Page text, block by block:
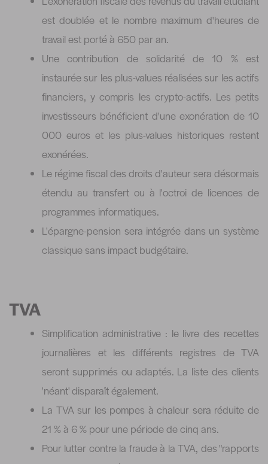
est doublée et le nombre maximum d'heures de
travail est porté à 650 par an.
Une contribution de solidarité de 10 % est
instaurée sur les plus-values réalisées sur les actifs
financiers, y compris les crypto-actifs. Les petits
investisseurs bénéficient d'une exonération de 10
000 euros et les plus-values historiques restent
exonérées.
Le régime fiscal des droits d'auteur sera désormais
étendu au transfert ou à l'octroi de licences de
programmes informatiques.
L'épargne-pension sera intégrée dans un système
classique sans impact budgétaire.
TVA
Simplification administrative : le livre des recettes
journalières et les différents registres de TVA
seront supprimés ou adaptés. La liste des clients
'néant' disparaît également.
La TVA sur les pompes à chaleur sera réduite de
21 % à 6 % pour une période de cinq ans.
Pour lutter contre la fraude à la TVA, des "rapports